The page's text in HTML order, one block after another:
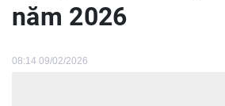
năm 2026
08:14 09/02/2026